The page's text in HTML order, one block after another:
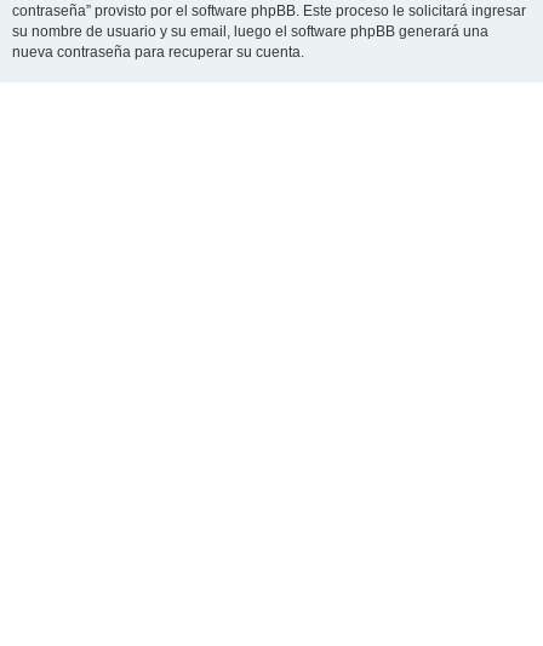
contraseña” provisto por el software phpBB. Este proceso le solicitará ingresar
su nombre de usuario y su email, luego el software phpBB generará una
nueva contraseña para recuperar su cuenta.